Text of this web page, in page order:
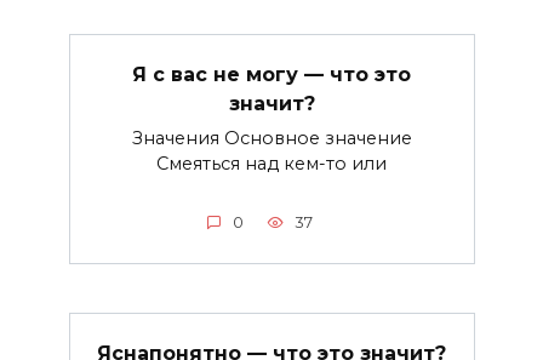
Я с вас не могу — что это
значит?
Значения Основное значение
Смеяться над кем-то или
0 37
Яснапонятно — что это значит?